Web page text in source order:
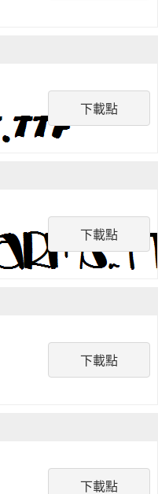
下載點
下載點
下載點
下載點